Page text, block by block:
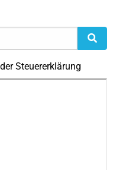
Steuererklärung